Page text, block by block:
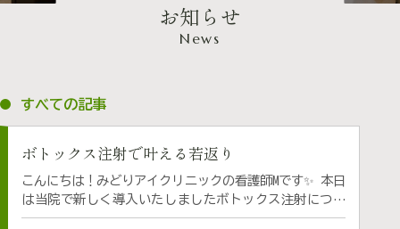
お知らせ
News
すべての記事
ボトックス注射で叶える若返り
こんにちは！みどりアイクリニックの看護師Mです✨ 本日
は当院で新しく導入いたしましたボトックス注射につい
てご説明していきます！ 皆様は、「ボトックス」とい